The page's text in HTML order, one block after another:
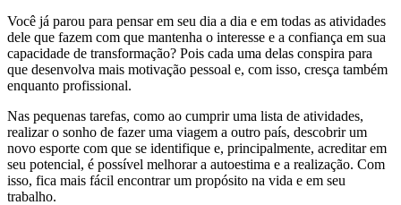
Você já parou para pensar em seu dia a dia e em todas as atividades
dele que fazem com que mantenha o interesse e a confiança em sua
capacidade de transformação? Pois cada uma delas conspira para
que desenvolva mais motivação pessoal e, com isso, cresça também
enquanto profissional.
Nas pequenas tarefas, como ao cumprir uma lista de atividades,
realizar o sonho de fazer uma viagem a outro país, descobrir um
novo esporte com que se identifique e, principalmente, acreditar em
seu potencial, é possível melhorar a autoestima e a realização. Com
isso, fica mais fácil encontrar um propósito na vida e em seu
trabalho.